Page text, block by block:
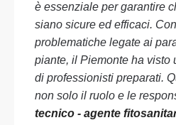
è essenziale per garantire
siano sicure ed efficaci.
problematiche legate ai
piante, il Piemonte ha visto
di professionisti preparati.
non solo il ruolo e le
tecnico - agente